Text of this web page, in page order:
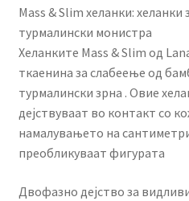
Mass & Slim хеланки: хеланки
турмалински монистра
Хеланките Mass & Slim од
ткаенина за слабеење од
турмалински зрна . Овие
дејствуваат во контакт со
намалувањето на
преобликуваат фигурата
Двофазно дејство за